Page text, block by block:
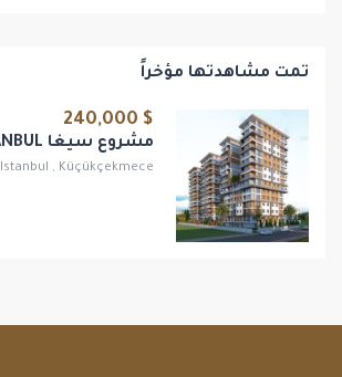
تمت مشاهدتها مؤخراً
$ 240,000
مشروع سيغا SEGA ISTANBUL
Istanbul , Küçükçekmece